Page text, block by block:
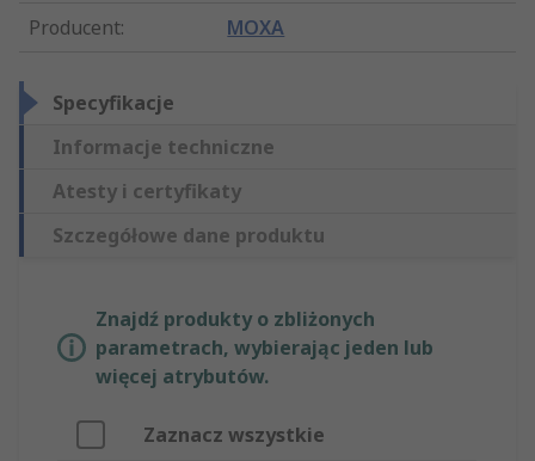
Producent: MOXA
Specyfikacje
Informacje techniczne
Atesty i certyfikaty
Szczegółowe dane produktu
Znajdź produkty o zbliżonych
parametrach, wybierając jeden lub
więcej atrybutów.
Zaznacz wszystkie